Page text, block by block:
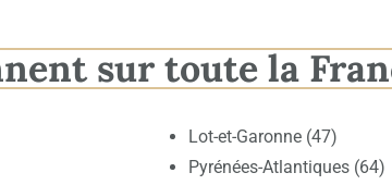
sur toute la
Lot-et-Garonne (47)
Pyrénées-Atlantiques (64)